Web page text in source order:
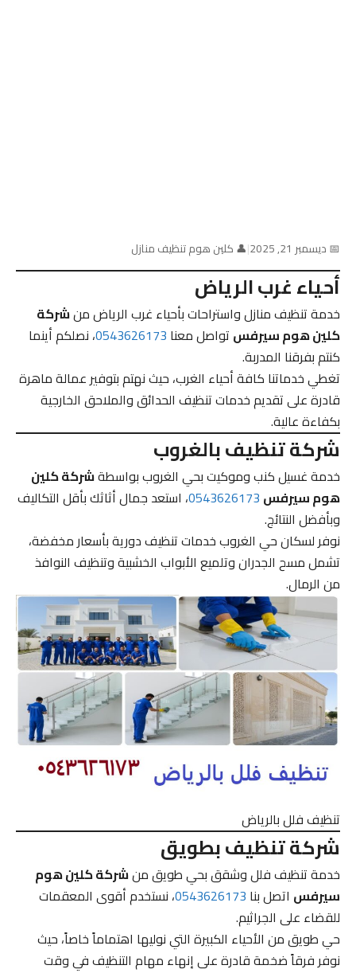
📅 ديسمبر 21, 2025 |👤 كلين هوم تنظيف منازل
أحياء غرب الرياض
خدمة تنظيف منازل واستراحات بأحياء غرب الرياض منشركة
كلين هوم سيرفستواصل معنا0543626173، نصلكم أينما
كنتم بفرقنا المدربة.
تغطي خدماتنا كافة أحياء الغرب، حيث نهتم بتوفير عمالة ماهرة
قادرة على تقديم خدمات تنظيف الحدائق والملاحق الخارجية
بكفاءة عالية.
شركة تنظيف بالغروب
خدمة غسيل كنب وموكيت بحي الغروب بواسطةشركة كلين
هوم سيرفس0543626173، استعد جمال أثاثك بأقل التكاليف
وبأفضل النتائج.
نوفر لسكان حي الغروب خدمات تنظيف دورية بأسعار مخفضة،
تشمل مسح الجدران وتلميع الأبواب الخشبية وتنظيف النوافذ
من الرمال.
تنظيف فلل بالرياض
شركة تنظيف بطويق
خدمة تنظيف فلل وشقق بحي طويق منشركة كلين هوم
سيرفساتصل بنا0543626173، نستخدم أقوى المعقمات
للقضاء على الجراثيم.
حي طويق من الأحياء الكبيرة التي نوليها اهتماماً خاصاً، حيث
نوفر فرقاً ضخمة قادرة على إنهاء مهام التنظيف في وقت